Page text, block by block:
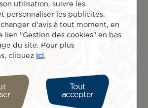
utilisation, suivre les
personnaliser les publicités.
d'avis à tout moment, en
lien "Gestion des cookies" en bas
du site. Pour plus
cliquez ici
Tout
accepter